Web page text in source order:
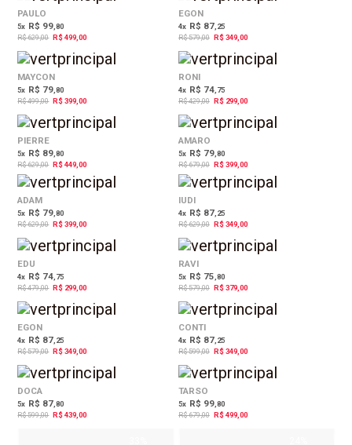
PAULO
5x R$ 99,80
R$ 629,00
R$ 499,00
EGON
4x R$ 87,25
R$ 579,00
R$ 349,00
MAYCON
5x R$ 79,80
R$ 499,00
R$ 399,00
RONI
4x R$ 74,75
R$ 429,00
R$ 299,00
PIERRE
5x R$ 89,80
R$ 629,00
R$ 449,00
AMARO
5x R$ 79,80
R$ 679,00
R$ 399,00
ADAM
5x R$ 79,80
R$ 629,00
R$ 399,00
IUDI
4x R$ 87,25
R$ 629,00
R$ 349,00
EDU
4x R$ 74,75
R$ 479,00
R$ 299,00
RAVI
5x R$ 75,80
R$ 579,00
R$ 379,00
EGON
4x R$ 87,25
R$ 579,00
R$ 349,00
CONTI
4x R$ 87,25
R$ 599,00
R$ 349,00
DOCA
5x R$ 87,80
R$ 599,00
R$ 439,00
TARSO
5x R$ 99,80
R$ 679,00
R$ 499,00